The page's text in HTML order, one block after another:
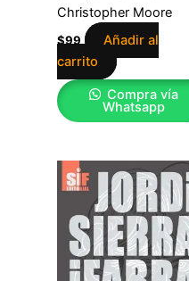
Christopher Moore
$99
Añadir al
carrito
Compra vía
Whatsapp